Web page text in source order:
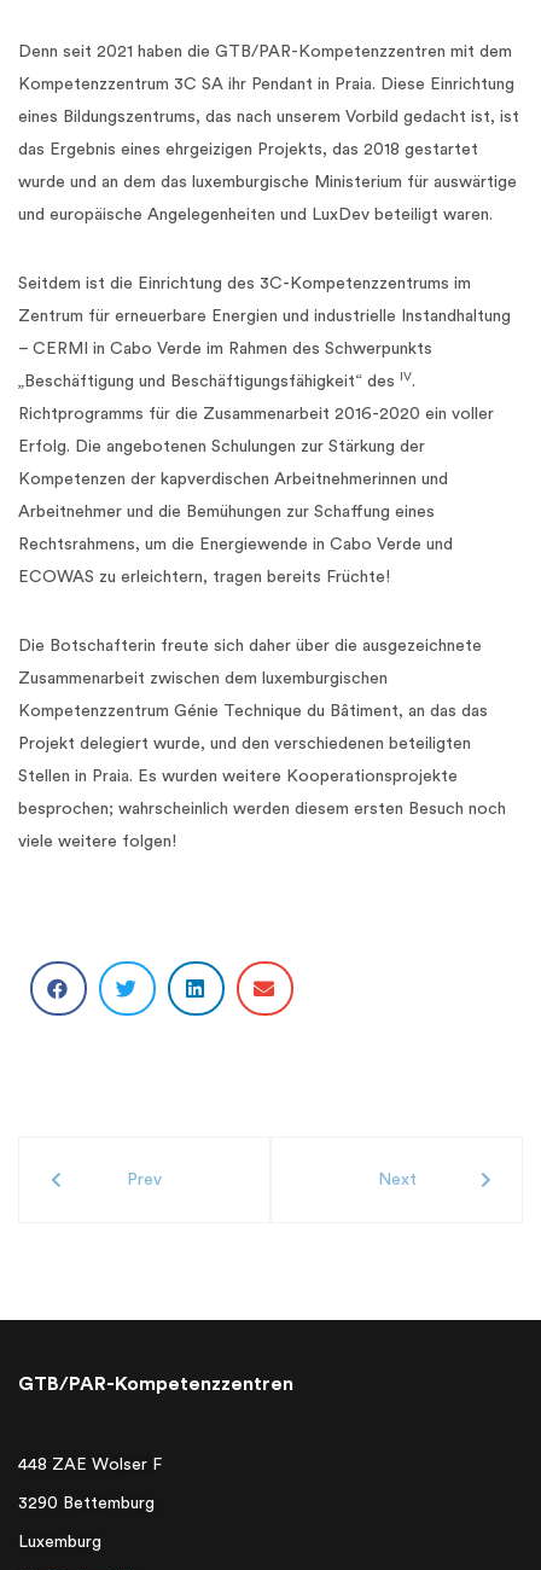
Denn seit 2021 haben die GTB/PAR-Kompetenzzentren mit dem
Kompetenzzentrum 3C SA ihr Pendant in Praia. Diese Einrichtung
eines Bildungszentrums, das nach unserem Vorbild gedacht ist, ist
das Ergebnis eines ehrgeizigen Projekts, das 2018 gestartet
wurde und an dem das luxemburgische Ministerium für auswärtige
und europäische Angelegenheiten und LuxDev beteiligt waren.
Seitdem ist die Einrichtung des 3C-Kompetenzzentrums im
Zentrum für erneuerbare Energien und industrielle Instandhaltung
– CERMI in Cabo Verde im Rahmen des Schwerpunkts
„Beschäftigung und Beschäftigungsfähigkeit“ des
IV.
Richtprogramms für die Zusammenarbeit 2016-2020 ein voller
Erfolg. Die angebotenen Schulungen zur Stärkung der
Kompetenzen der kapverdischen Arbeitnehmerinnen und
Arbeitnehmer und die Bemühungen zur Schaffung eines
Rechtsrahmens, um die Energiewende in Cabo Verde und
ECOWAS zu erleichtern, tragen bereits Früchte!
Die Botschafterin freute sich daher über die ausgezeichnete
Zusammenarbeit zwischen dem luxemburgischen
Kompetenzzentrum Génie Technique du Bâtiment, an das das
Projekt delegiert wurde, und den verschiedenen beteiligten
Stellen in Praia. Es wurden weitere Kooperationsprojekte
besprochen; wahrscheinlich werden diesem ersten Besuch noch
viele weitere folgen!
Prev Next
GTB/PAR-Kompetenzzentren
448 ZAE Wolser F
3290 Bettemburg
Luxemburg